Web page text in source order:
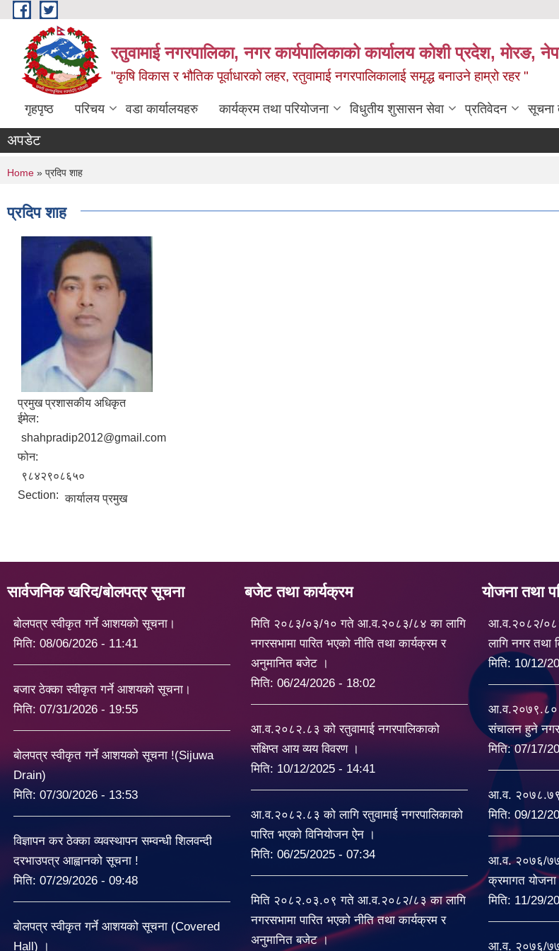
Skip to main content
रतुवामाई नगरपालिका, नगर कार्यपालिकाको कार्यालय कोशी प्रदेश, मोरङ,
"कृषि विकास र भौतिक पूर्वाधारको लहर, रतुवामाई नगरपालिकालाई समृद्ध बनाउने हाम्रो रहर "
गृहपृष्ठ परिचय वडा कार्यालयहरु कार्यक्रम तथा परियोजना विधुतीय शुसासन सेवा प्रतिवेदन सूचना
अपडेट
You are here
Home » प्रदिप शाह
प्रदिप शाह
प्रमुख प्रशासकीय अधिकृत
ईमेल:
shahpradip2012@gmail.com
फोन:
९८४२९०८६५०
Section: कार्यालय प्रमुख
सार्वजनिक खरिद/बोलपत्र सूचना
बोलपत्र स्वीकृत गर्ने आशयको सूचना।
मिति: 08/06/2026 - 11:41
बजार ठेक्का स्वीकृत गर्ने आशयको सूचना।
मिति: 07/31/2026 - 19:55
बोलपत्र स्वीकृत गर्ने आशयको सूचना !(Sijuwa
Drain)
मिति: 07/30/2026 - 13:53
विज्ञापन कर ठेक्का व्यवस्थापन सम्वन्धी शिलवन्दी
दरभाउपत्र आह्वानको सूचना !
मिति: 07/29/2026 - 09:48
बोलपत्र स्वीकृत गर्ने आशयको सूचना (Covered
Hall) ।
बजेट तथा कार्यक्रम
मिति २०८३/०३/१० गते आ.व.२०८३/८४ का लागि
नगरसभामा पारित भएको नीति तथा कार्यक्रम र
अनुमानित बजेट ।
मिति: 06/24/2026 - 18:02
आ.व.२०८२.८३ को रतुवामाई नगरपालिकाको
संक्षिप्त आय व्यय विवरण ।
मिति: 10/12/2025 - 14:41
आ.व.२०८२.८३ को लागि रतुवामाई नगरपालिकाको
पारित भएको विनियोजन ऐन ।
मिति: 06/25/2025 - 07:34
मिति २०८२.०३.०९ गते आ.व.२०८२/८३ का लागि
नगरसभामा पारित भएको नीति तथा कार्यक्रम र
अनुमानित बजेट ।
योजना तथा
आ.व.२०८२/०८३
लागि नगर तथा
मिति: 10/12/
आ.व.२०७९.८०
संचालन हुने नगर
मिति:07/17/
आ.व. २०७८.७९
मिति: 09/12/
आ.व. २०७६/७७
क्रमागत
मिति: 11/29/
आ.व. २०७६/७७